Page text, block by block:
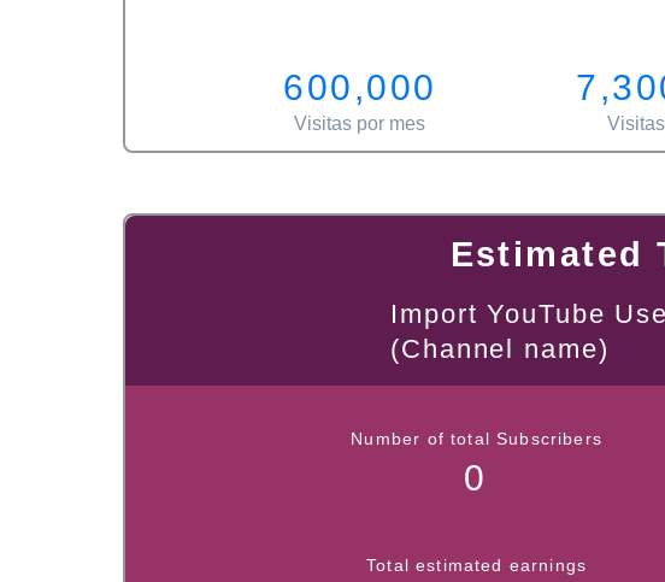
600,000
Visitas por mes
Estimated
Import YouTube
(Channel name)
Number of total Subscribers
0
Total estimated earnings